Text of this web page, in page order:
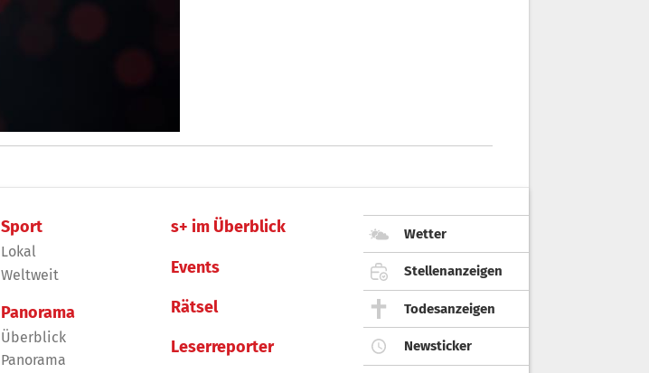
Sport
Lokal
Weltweit
Panorama
Überblick
Panorama
s+ im Überblick
Events
Rätsel
Leserreporter
Wetter
Stellenanzeigen
Todesanzeigen
Newsticker